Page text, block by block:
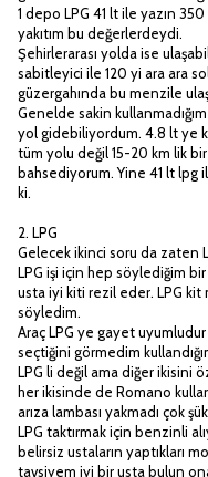
1 depo LPG 41 lt ile yazın
yakıtım bu değerlerdeydi.
Şehirlerarası yolda ise
sabitleyici ile 120 yi ara ara
güzergahında bu menzile
Genelde sakin
yol gidebiliyordum. 4.8 lt ye
tüm yolu değil 15-20 km lik
bahsediyorum. Yine 41 lt
ki.
2. LPG
Gelecek ikinci soru da zaten
LPG işi için hep söylediğim
usta iyi kiti rezil eder. LPG kit
söyledim.
Araç LPG ye gayet uyumludur
seçtiğini görmedim
LPG li değil ama diğer ikisini
her ikisinde de Romano
arıza lambası yakmadı çok
LPG taktırmak için benzinli
belirsiz ustaların yaptıkları
tavsiyem iyi bir usta bulun